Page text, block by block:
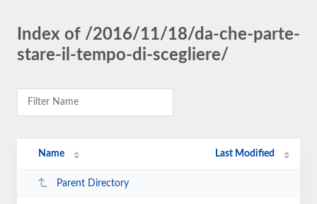
Index of /2016/11/18/da-che-parte-
stare-il-tempo-di-scegliere/
Name Last Modified
Parent Directory